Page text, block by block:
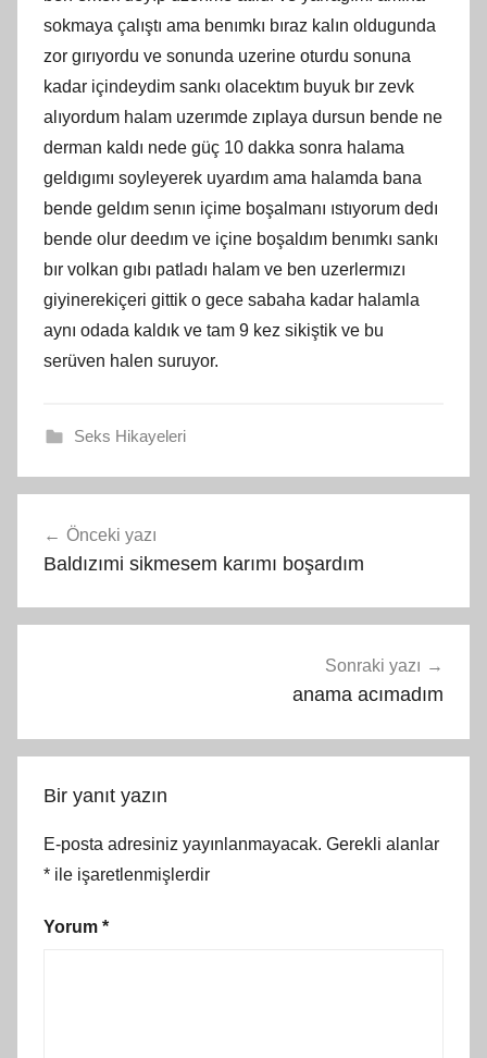
sokmaya çalıştı ama benımkı bıraz kalın oldugunda
zor gırıyordu ve sonunda uzerine oturdu sonuna
kadar içindeydim sankı olacektım buyuk bır zevk
alıyordum halam uzerımde zıplaya dursun bende ne
derman kaldı nede güç 10 dakka sonra halama
geldıgımı soyleyerek uyardım ama halamda bana
bende geldım senın içime boşalmanı ıstıyorum dedı
bende olur deedım ve içine boşaldım benımkı sankı
bır volkan gıbı patladı halam ve ben uzerlermızı
giyinerekiçeri gittik o gece sabaha kadar halamla
aynı odada kaldık ve tam 9 kez sikiştik ve bu
serüven halen suruyor.
Seks Hikayeleri
gezinmesi
Önceki yazı
Baldızımi sikmesem karımı boşardım
Sonraki yazı
anama acımadım
Bir yanıt yazın
E-posta adresiniz yayınlanmayacak. Gerekli alanlar
* ile işaretlenmişlerdir
Yorum *